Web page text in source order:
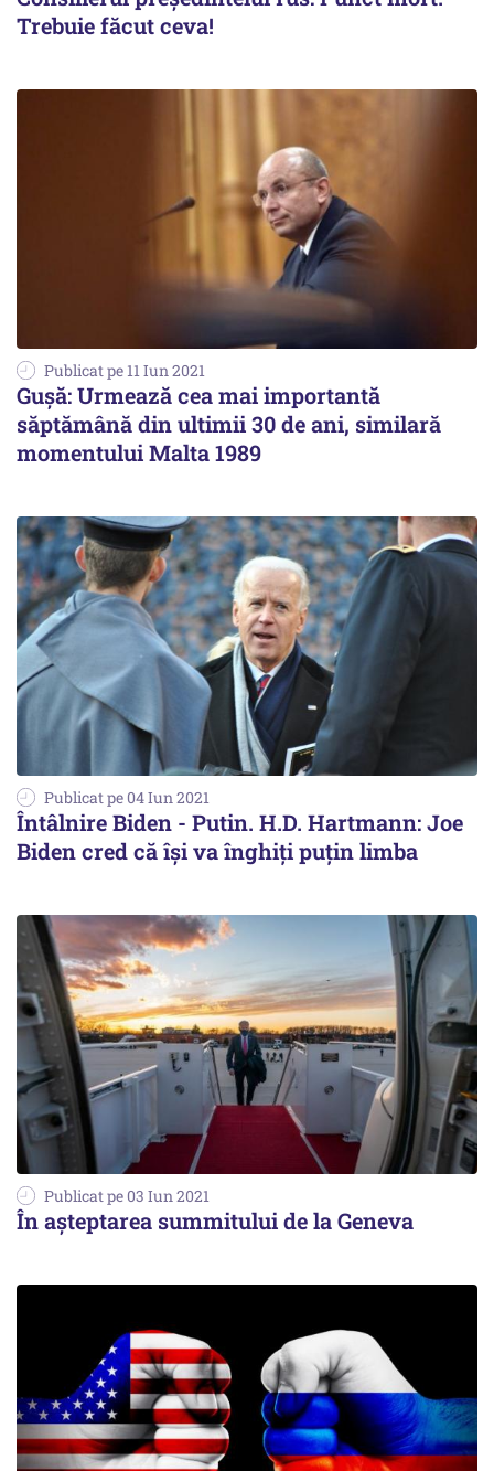
Trebuie făcut ceva!
Publicat pe 11 Iun 2021
Guşă: Urmează cea mai importantă
săptămână din ultimii 30 de ani, similară
momentului Malta 1989
Publicat pe 04 Iun 2021
Întâlnire Biden - Putin. H.D. Hartmann: Joe
Biden cred că își va înghiți puțin limba
Publicat pe 03 Iun 2021
În așteptarea summitului de la Geneva